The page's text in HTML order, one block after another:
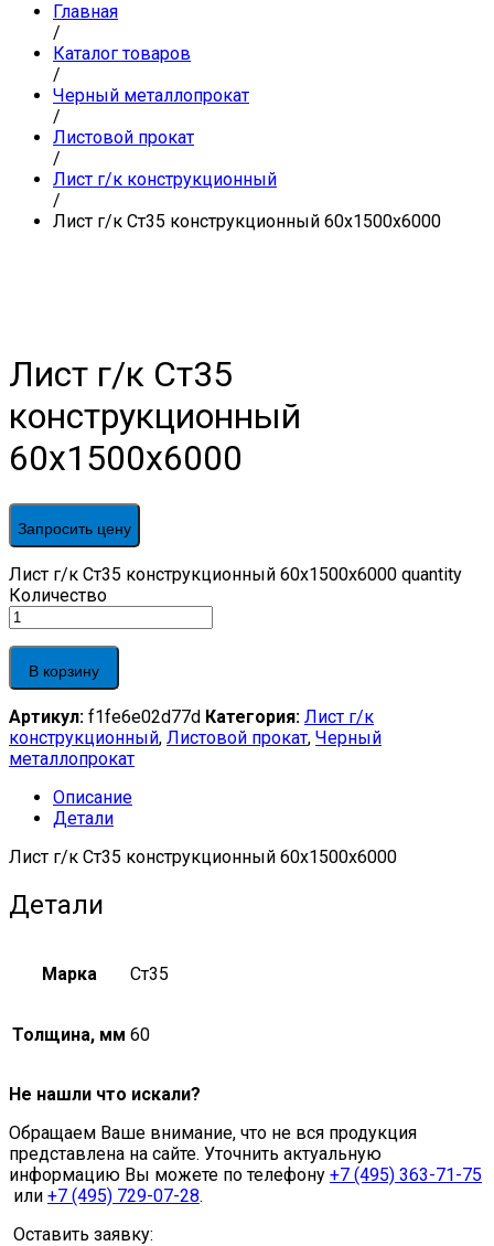
Главная
/
Каталог товаров
/
Черный металлопрокат
/
Листовой прокат
/
Лист г/к конструкционный
/
Лист г/к Ст35 конструкционный 60х1500х6000
Лист г/к Ст35
конструкционный
60х1500х6000
Запросить цену
Лист г/к Ст35 конструкционный 60х1500х6000 quantity
Количество
В корзину
Артикул: f1fe6e02d77d Категория: Лист г/к
конструкционный, Листовой прокат, Черный
металлопрокат
Описание
Детали
Лист г/к Ст35 конструкционный 60х1500х6000
Детали
Марка Ст35
Толщина, мм 60
Не нашли что искали?
Обращаем Ваше внимание, что не вся продукция
представлена на сайте. Уточнить актуальную
информацию Вы можете по телефону +7 (495) 363-71-75
или +7 (495) 729-07-28.
Оставить заявку: